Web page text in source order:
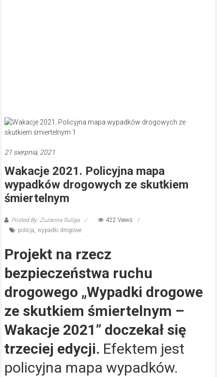
21 sierpnia, 2021
Wakacje 2021. Policyjna mapa
wypadków drogowych ze skutkiem
śmiertelnym
Posted By: Zuzanna Suliga
422 Views
policja, wypadki drogowe
Projekt na rzecz
bezpieczeństwa ruchu
drogowego „Wypadki drogowe
ze skutkiem śmiertelnym –
Wakacje 2021” doczekał się
trzeciej edycji. Efektem jest
policyjna mapa wypadków.